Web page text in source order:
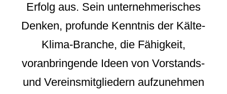
Erfolg aus. Sein unternehmerisches
Denken, profunde Kenntnis der Kälte-
Klima-Branche, die Fähigkeit,
voranbringende Ideen von Vorstands-
und Vereinsmitgliedern aufzunehmen